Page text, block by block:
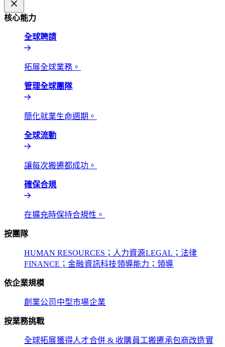
核心能力​​
全球聘請​​
拓展全球業務。​​
管理全球團隊​​
簡化就業生命週期。​​
全球流動​​
讓每次搬遷都成功。​​
確保合規​​
在擴充時保持合規性。​​
按團隊​​
HUMAN RESOURCES；人力資源​​LEGAL；法律​​
FINANCE；金融​​資訊科技​​領導能力；領導​​
依企業規模​​
創業公司​​ 中型市場​​企業​​
按業務挑戰​​
全球拓展​​獲得人才​​合併 & 收購​​員工搬遷​​承包商改造​​實